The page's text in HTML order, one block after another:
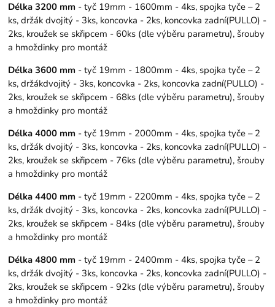
Délka 3200 mm - tyč 19mm - 1600mm - 4ks, spojka tyče – 2
ks, držák dvojitý - 3ks, koncovka - 2ks, koncovka zadní(PULLO) -
2ks, kroužek se skřipcem - 60ks (dle výběru parametru), šrouby
a hmoždinky pro montáž
Délka 3600 mm - tyč 19mm - 1800mm - 4ks, spojka tyče – 2
ks, držákdvojitý - 3ks, koncovka - 2ks, koncovka zadní(PULLO) -
2ks, kroužek se skřipcem - 68ks (dle výběru parametru), šrouby
a hmoždinky pro montáž
Délka 4000 mm - tyč 19mm - 2000mm - 4ks, spojka tyče – 2
ks, držák dvojitý - 3ks, koncovka - 2ks, koncovka zadní(PULLO) -
2ks, kroužek se skřipcem - 76ks (dle výběru parametru), šrouby
a hmoždinky pro montáž
Délka 4400 mm - tyč 19mm - 2200mm - 4ks, spojka tyče – 2
ks, držák dvojitý - 3ks, koncovka - 2ks, koncovka zadní(PULLO) -
2ks, kroužek se skřipcem - 84ks (dle výběru parametru), šrouby
a hmoždinky pro montáž
Délka 4800 mm - tyč 19mm - 2400mm - 4ks, spojka tyče – 2
ks, držák dvojitý - 3ks, koncovka - 2ks, koncovka zadní(PULLO) -
2ks, kroužek se skřipcem - 92ks (dle výběru parametru), šrouby
a hmoždinky pro montáž